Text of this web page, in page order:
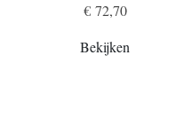
€ 72,70
Bekijken